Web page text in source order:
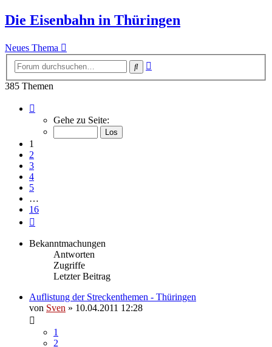
Die Eisenbahn in Thüringen
Neues Thema
Suche
385 Themen
von
Gehe zu Seite:
1
2
3
4
5
…
16
Bekanntmachungen
Antworten
Zugriffe
Letzter Beitrag
Auflistung der Streckenthemen - Thüringen
von Sven » 10.04.2011 12:28
1
2